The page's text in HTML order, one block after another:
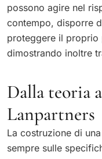
possono agire nel
contempo, disporre
proteggere il
dimostrando inoltre
Dalla teoria
Lanpartners
La costruzione di
sempre sulle